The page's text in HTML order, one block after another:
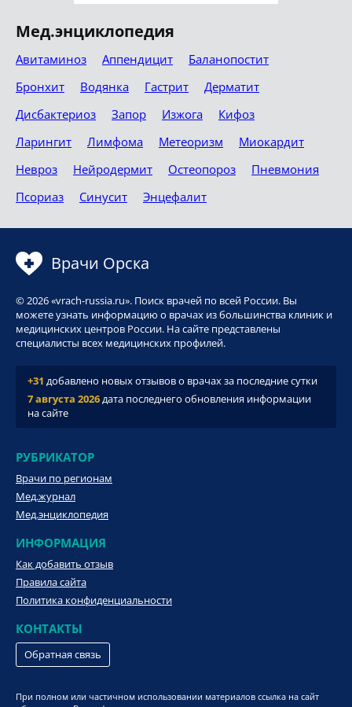
Мед.энциклопедия
Авитаминоз Аппендицит
Баланопостит
Бронхит
Водянка Гастрит
Дерматит
Дисбактериоз
Запор Изжога
Кифоз
Ларингит
Лимфома Метеоризм
Миокардит
Невроз
Нейродермит Остеопороз
Пневмония
Псориаз
Синусит Энцефалит
Врачи Орска
© 2026 «vrach-russia.ru». Поиск врачей по всей России. Вы
можете узнать информацию о врачах из большинства клиник и
медицинских центров России. На сайте представлены
специалисты всех медицинских профилей.
+31 добавлено новых отзывов о врачах за последние сутки
7 августа 2026дата последнего обновления информации
на сайте
РУБРИКАТОР
Врачи по регионам
Мед.журнал
Мед.энциклопедия
ИНФОРМАЦИЯ
Как добавить отзыв
Правила сайта
Политика конфиденциальности
КОНТАКТЫ
Обратная связь
При полном или частичном использовании материалов ссылка на сайт